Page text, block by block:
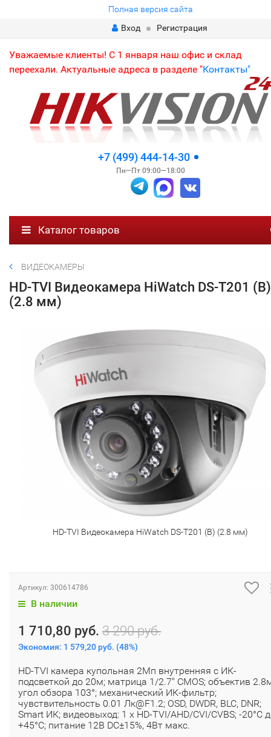
Полная версия сайта
Вход
Регистрация
Уважаемые клиенты! С 1 января наш офис и склад
переехали. Актуальные адреса в разделе "Контакты"
+7 (499) 444-14-30
Пн—Пт 09:00—18:00
Каталог товаров
ВИДЕОКАМЕРЫ
HD-TVI Видеокамера HiWatch DS-T201 (B)
(2.8 мм)
HD-TVI Видеокамера HiWatch DS-T201 (B) (2.8 мм)
Артикул: 300614786
В наличии
1 710,80 руб. 3 290 руб.
Экономия: 1 579,20 руб. (48%)
HD-TVI камера купольная 2Мп внутренняя с ИК-
подсветкой до 20м; матрица 1/2.7" CMOS; объектив
угол обзора 103°; механический ИК-фильтр;
чувствительность 0.01 Лк@F1.2; OSD, DWDR, BLC, DNR;
Smart ИК; видеовыход: 1 х HD-TVI/AHD/CVI/CVBS; -20°С
+45°С; питание 12В DC±15%, 4Вт макс.